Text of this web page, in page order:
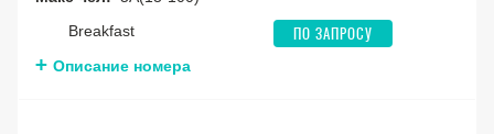
Breakfast
ПО ЗАПРОСУ
Описание номера